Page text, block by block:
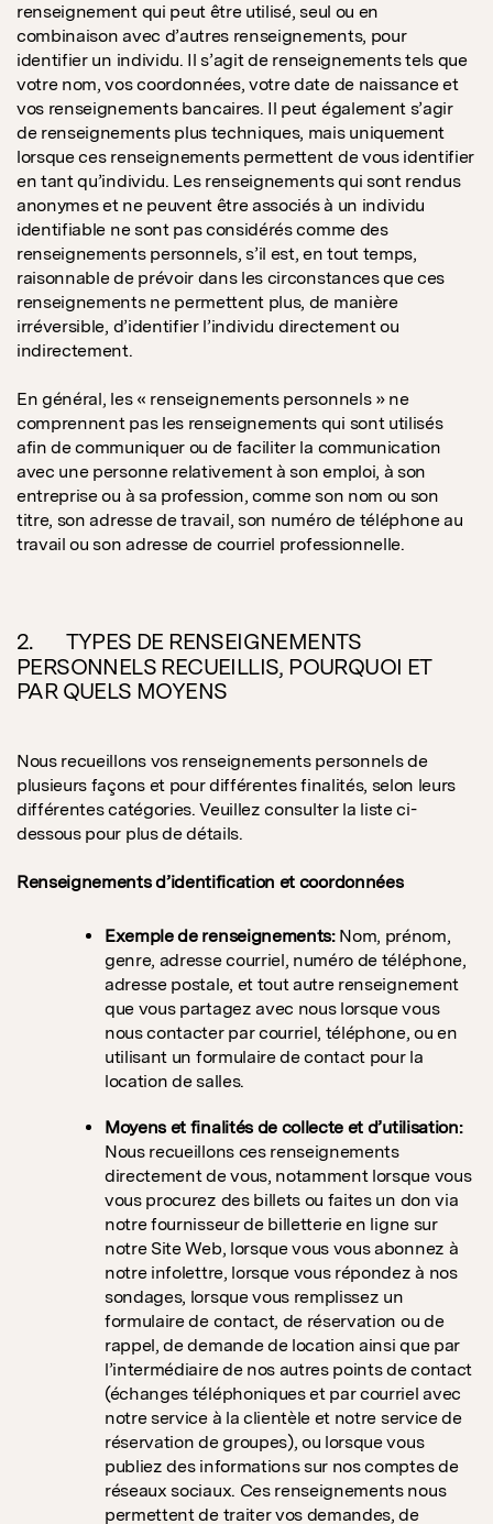
renseignement qui peut être utilisé, seul ou en
combinaison avec d’autres renseignements, pour
identifier un individu. Il s’agit de renseignements tels que
votre nom, vos coordonnées, votre date de naissance et
vos renseignements bancaires. Il peut également s’agir
de renseignements plus techniques, mais uniquement
lorsque ces renseignements permettent de vous identifier
en tant qu’individu. Les renseignements qui sont rendus
anonymes et ne peuvent être associés à un individu
identifiable ne sont pas considérés comme des
renseignements personnels, s’il est, en tout temps,
raisonnable de prévoir dans les circonstances que ces
renseignements ne permettent plus, de manière
irréversible, d’identifier l’individu directement ou
indirectement.
En général, les « renseignements personnels » ne
comprennent pas les renseignements qui sont utilisés
afin de communiquer ou de faciliter la communication
avec une personne relativement à son emploi, à son
entreprise ou à sa profession, comme son nom ou son
titre, son adresse de travail, son numéro de téléphone au
travail ou son adresse de courriel professionnelle.
2. TYPES DE RENSEIGNEMENTS
PERSONNELS RECUEILLIS, POURQUOI ET
PAR QUELS MOYENS
Nous recueillons vos renseignements personnels de
plusieurs façons et pour différentes finalités, selon leurs
différentes catégories. Veuillez consulter la liste ci-
dessous pour plus de détails.
Renseignements d’identification et coordonnées
Exemple de renseignements:Nom, prénom,
genre, adresse courriel, numéro de téléphone,
adresse postale, et tout autre renseignement
que vous partagez avec nous lorsque vous
nous contacter par courriel, téléphone, ou en
utilisant un formulaire de contact pour la
location de salles.
Moyens et finalités de collecte et d’utilisation:
Nous recueillons ces renseignements
directement de vous, notamment lorsque vous
vous procurez des billets ou faites un don via
notre fournisseur de billetterie en ligne sur
notre Site Web, lorsque vous vous abonnez à
notre infolettre, lorsque vous répondez à nos
sondages, lorsque vous remplissez un
formulaire de contact, de réservation ou de
rappel, de demande de location ainsi que par
l’intermédiaire de nos autres points de contact
(échanges téléphoniques et par courriel avec
notre service à la clientèle et notre service de
réservation de groupes), ou lorsque vous
publiez des informations sur nos comptes de
réseaux sociaux. Ces renseignements nous
permettent de traiter vos demandes, de